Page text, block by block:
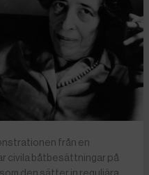
från en
civila båtbesättningar på
den sätter in reguljära